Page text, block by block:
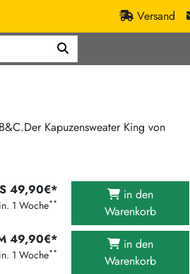
Versand
Günstiger
Sunny Bastards Summer 26
Rockerwochen
Vinyl Günstig
Anthem Sommer 2026
Kapuzensweater King von
S 49,90€*
1 Woche**
in den
Warenkorb
49,90€*
1 Woche**
in den
Warenkorb